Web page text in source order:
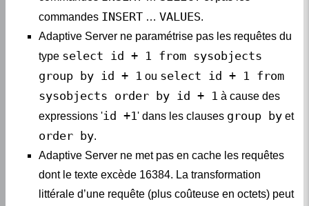
commandes INSERT … VALUES.
Adaptive Server ne paramétrise pas les requêtes du
type select id + 1 from sysobjects
group by id + 1 ou select id + 1 from
sysobjects order by id + 1 à cause des
expressions 'id +1' dans les clauses group by et
order by.
Adaptive Server ne met pas en cache les requêtes
dont le texte excède 16384. La transformation
littérale d’une requête (plus coûteuse en octets) peut